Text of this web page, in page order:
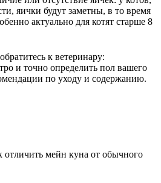
яички будут заметны, в то время
актуально для котят старше 8
к ветеринару:
и точно определить пол вашего
по уходу и содержанию.
отличить мейн куна от обычного